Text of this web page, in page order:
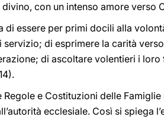
con un intenso amore verso
essere per primi docili alla
di esprimere la carità
di ascoltare volentieri i
Regole e Costituzioni delle
ecclesiale. Così si spiega